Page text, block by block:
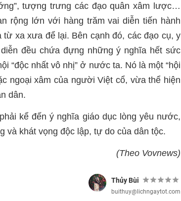
tượng trưng các đạo quân xâm lược…
rộng lớn với hàng trăm vai diễn tiến hành
xa xưa để lại. Bên cạnh đó, các đạo cụ, y
đều chứa đựng những ý nghĩa hết sức
“độc nhất vô nhị” ở nước ta. Nó là một “hội
ngoại xâm của người Việt cổ, vừa thể hiện
dân.
kể đến ý nghĩa giáo dục lòng yêu nước,
và khát vọng độc lập, tự do của dân tộc.
(Theo Vovnews)
Thủy Bùi
buithuy@lichngaytot.com